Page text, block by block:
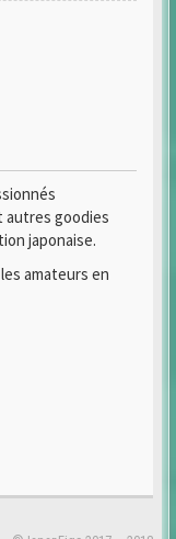
goodies
japonaise.
amateurs en